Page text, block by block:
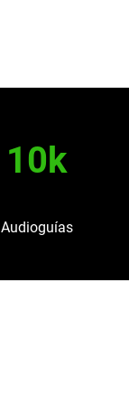
10k
Audioguías